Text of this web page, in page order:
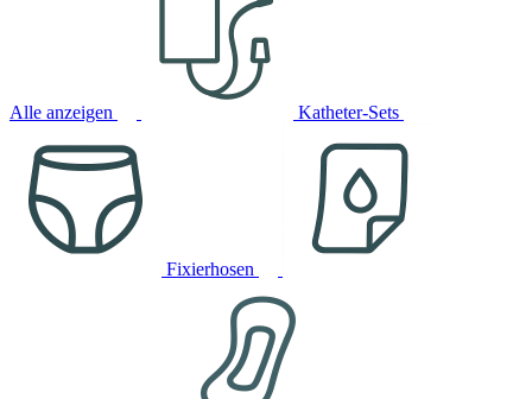
Alle anzeigen Katheter-Sets
Fixierhosen